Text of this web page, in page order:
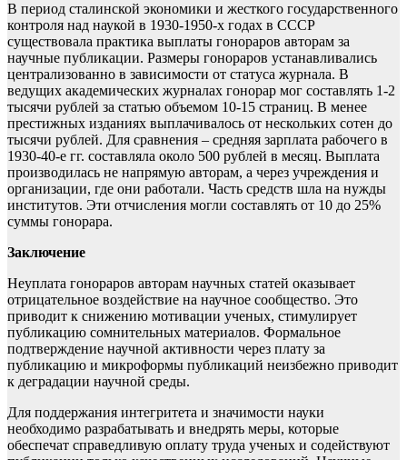
В период сталинской экономики и жесткого государственного
контроля над наукой в 1930-1950-х годах в СССР
существовала практика выплаты гонораров авторам за
научные публикации. Размеры гонораров устанавливались
централизованно в зависимости от статуса журнала. В
ведущих академических журналах гонорар мог составлять 1-2
тысячи рублей за статью объемом 10-15 страниц. В менее
престижных изданиях выплачивалось от нескольких сотен до
тысячи рублей. Для сравнения – средняя зарплата рабочего в
1930-40-е гг. составляла около 500 рублей в месяц. Выплата
производилась не напрямую авторам, а через учреждения и
организации, где они работали. Часть средств шла на нужды
институтов. Эти отчисления могли составлять от 10 до 25%
суммы гонорара.
Заключение
Неуплата гонораров авторам научных статей оказывает
отрицательное воздействие на научное сообщество. Это
приводит к снижению мотивации ученых, стимулирует
публикацию сомнительных материалов. Формальное
подтверждение научной активности через плату за
публикацию и микроформы публикаций неизбежно приводит
к деградации научной среды.
Для поддержания интегритета и значимости науки
необходимо разрабатывать и внедрять меры, которые
обеспечат справедливую оплату труда ученых и содействуют